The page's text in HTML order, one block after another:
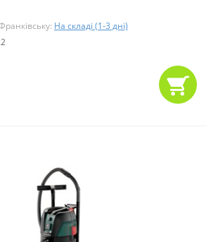
На складі (1-3 дні)